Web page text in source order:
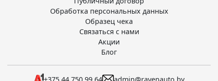
Обработка персональных данных
Образец чека
Связаться с нами
Акции
Блог
+375 44 750 99 64 admin@ravenauto.by